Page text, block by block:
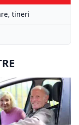
, tineri